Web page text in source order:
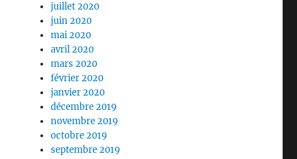
juillet 2020
juin 2020
mai 2020
avril 2020
mars 2020
février 2020
janvier 2020
décembre 2019
novembre 2019
octobre 2019
septembre 2019